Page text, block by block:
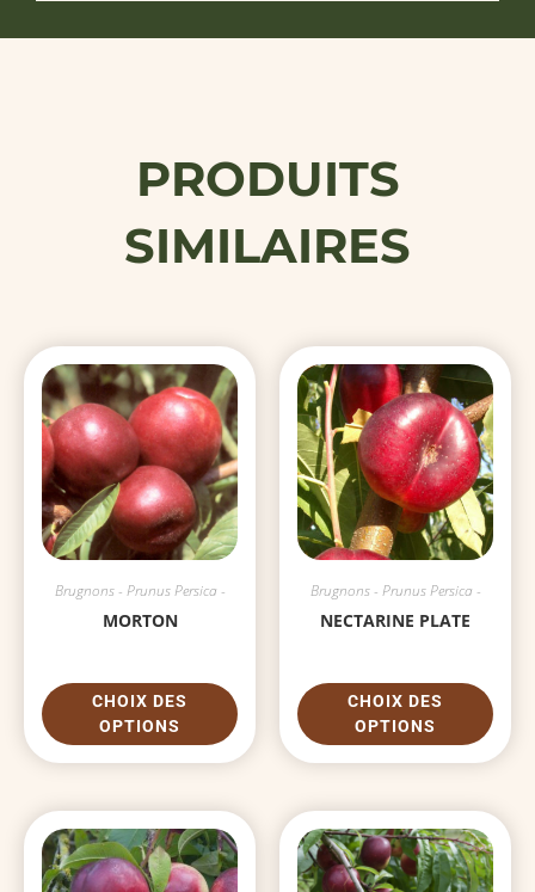
PRODUITS
SIMILAIRES
Brugnons - Prunus Persica -
MORTON
CHOIX DES
OPTIONS
Brugnons - Prunus Persica -
NECTARINE PLATE
CHOIX DES
OPTIONS